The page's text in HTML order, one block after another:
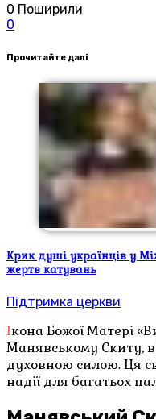
0 Поширили
0
Прочитайте далі
Крик душі українців у
жертв катувань
Підтримка церкви
Ікона Божої Матері «Визволителька», збережена у
Манявському Скиту,
духовною силою. Ця
надії для багатьох